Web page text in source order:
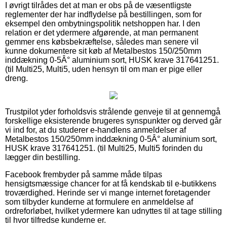
I øvrigt tilrådes det at man er obs på de væsentligste
reglementer der har indflydelse på bestillingen, som for
eksempel den ombytningspolitik netshoppen har. I den
relation er det ydermere afgørende, at man permanent
gemmer ens købsbekræftelse, således man senere vil
kunne dokumentere sit køb af Metalbestos 150/250mm
inddækning 0-5Â° aluminium sort, HUSK krave 317641251.
(til Multi25, Multi5, uden hensyn til om man er pige eller
dreng.
Trustpilot yder forholdsvis strålende genveje til at gennemgå
forskellige eksisterende brugeres synspunkter og derved går
vi ind for, at du studerer e-handlens anmeldelser af
Metalbestos 150/250mm inddækning 0-5Â° aluminium sort,
HUSK krave 317641251. (til Multi25, Multi5 forinden du
lægger din bestilling.
Facebook frembyder på samme måde tilpas
hensigtsmæssige chancer for at få kendskab til e-butikkens
troværdighed. Herinde ser vi mange internet foretagender
som tilbyder kunderne at formulere en anmeldelse af
ordreforløbet, hvilket ydermere kan udnyttes til at tage stilling
til hvor tilfredse kunderne er.